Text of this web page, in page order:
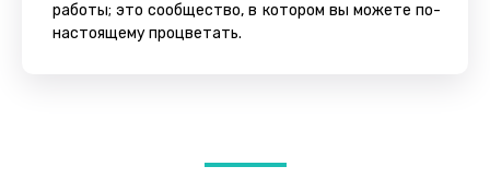
работы; это сообщество, в котором вы можете по-
настоящему процветать.